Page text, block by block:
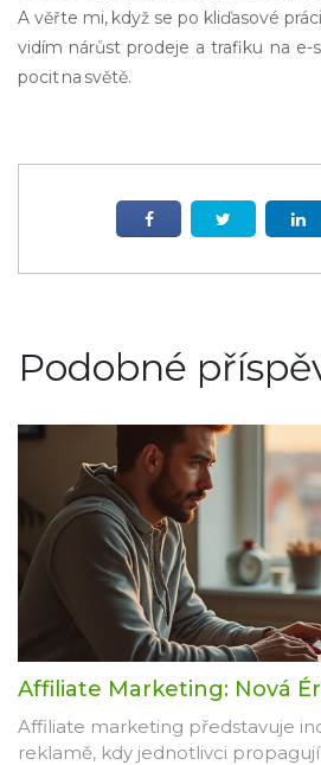
A věřte mi, když se po kliďasové
vidím nárůst prodeje a trafiku na e-
pocit na světě.
Podobné
Affiliate Marketing: Nová
Affiliate marketing představuje
reklamě, kdy jednotlivci